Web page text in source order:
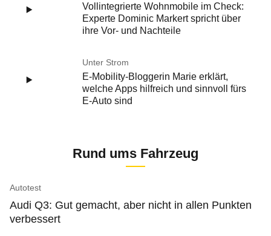
Vollintegrierte Wohnmobile im Check:
Experte Dominic Markert spricht über
ihre Vor- und Nachteile
Unter Strom
E-Mobility-Bloggerin Marie erklärt,
welche Apps hilfreich und sinnvoll fürs
E-Auto sind
Rund ums Fahrzeug
Autotest
Audi Q3: Gut gemacht, aber nicht in allen Punkten
verbessert